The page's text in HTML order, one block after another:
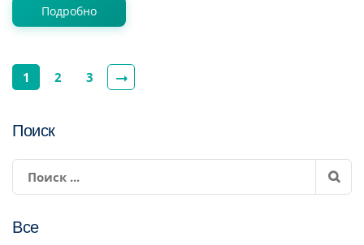
Поиск
Все
Подробно
1 2 3